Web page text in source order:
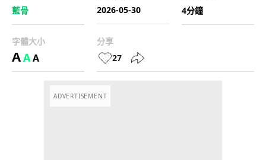
藍骨
2026-05-30
4分鐘
字體大小
AAA
分享
27
ADVERTISEMENT